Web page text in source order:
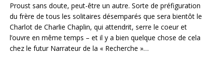
Proust sans doute, peut-être un autre. Sorte de préfiguration
du frère de tous les solitaires désemparés que sera bientôt le
Charlot de Charlie Chaplin, qui attendrit, serre le coeur et
l’ouvre en même temps – et il y a bien quelque chose de cela
chez le futur Narrateur de la « Recherche »…